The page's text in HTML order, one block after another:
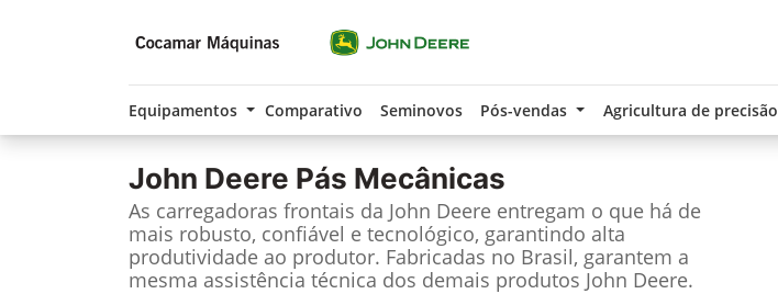
Equipamentos Comparativo Seminovos Pós-vendas Agricultura de precisão
John Deere Pás Mecânicas
As carregadoras frontais da John Deere entregam o que há de
mais robusto, confiável e tecnológico, garantindo alta
produtividade ao produtor. Fabricadas no Brasil, garantem a
mesma assistência técnica dos demais produtos John Deere.